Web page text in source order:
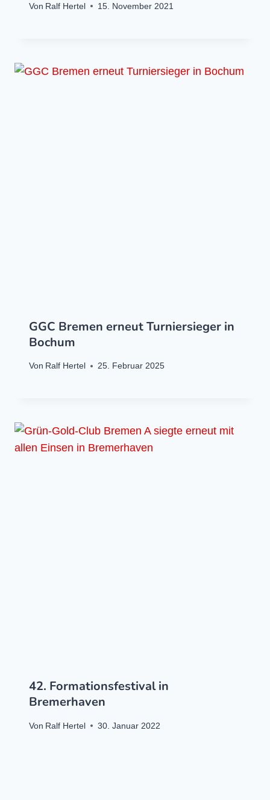
Von Ralf Hertel 15. November 2021
GGC Bremen erneut Turniersieger in
Bochum
Von Ralf Hertel 25. Februar 2025
42. Formationsfestival in
Bremerhaven
Von Ralf Hertel 30. Januar 2022